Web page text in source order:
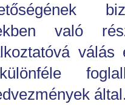
való
válás